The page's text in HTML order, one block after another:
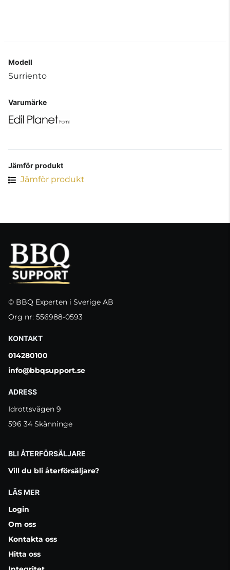
Modell
Surriento
Varumärke
Jämför produkt
Jämför produkt
© BBQ Experten i Sverige AB
Org nr: 556988-0593
KONTAKT
014280100
info@bbqsupport.se
ADRESS
Idrottsvägen 9
596 34 Skänninge
BLI ÅTERFÖRSÄLJARE
Vill du bli återförsäljare?
LÄS MER
Login
Om oss
Kontakta oss
Hitta oss